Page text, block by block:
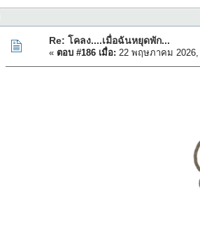
Re: โคลง....เมื่อฉันหยุดพัก...
« ตอบ #186 เมื่อ: 22 พฤษภาคม 2026,